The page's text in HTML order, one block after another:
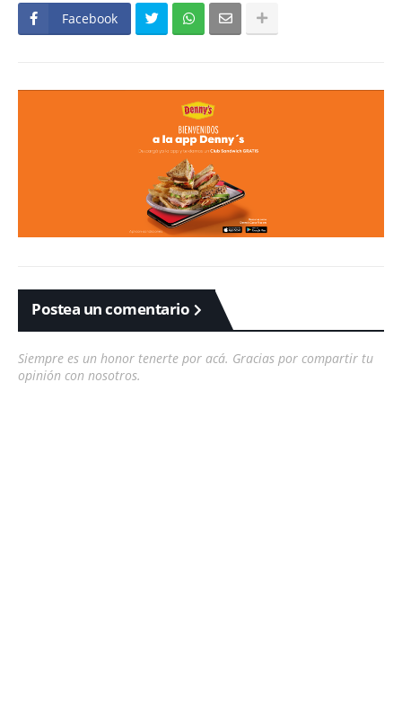
Facebook
Postea un comentario
Siempre es un honor tenerte por acá. Gracias por compartir tu
opinión con nosotros.